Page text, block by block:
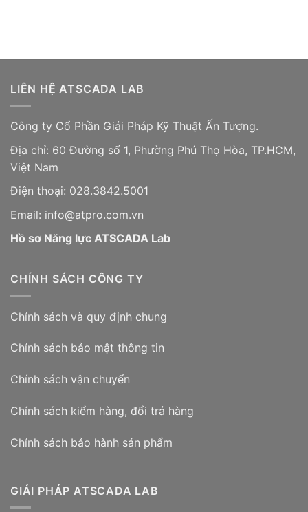
LIÊN HỆ ATSCADA LAB
Công ty Cổ Phần Giải Pháp Kỹ Thuật Ấn Tượng.
Địa chỉ: 60 Đường số 1, Phường Phú Thọ Hòa, TP.HCM,
Việt Nam
Điện thoại: 028.3842.5001
Email: info@atpro.com.vn
Hồ sơ Năng lực ATSCADA Lab
CHÍNH SÁCH CÔNG TY
Chính sách và quy định chung
Chính sách bảo mật thông tin
Chính sách vận chuyển
Chính sách kiểm hàng, đổi trả hàng
Chính sách bảo hành sản phẩm
GIẢI PHÁP ATSCADA LAB